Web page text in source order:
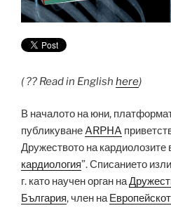
( ?? Read in English here)
В началото на юни,
публикуванеARPHA
Дружеството на кардиолозите
кардиология”. Списанието
г. като научен орган на
България, член на